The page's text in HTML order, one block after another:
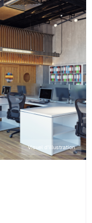
Visuel d'illustration